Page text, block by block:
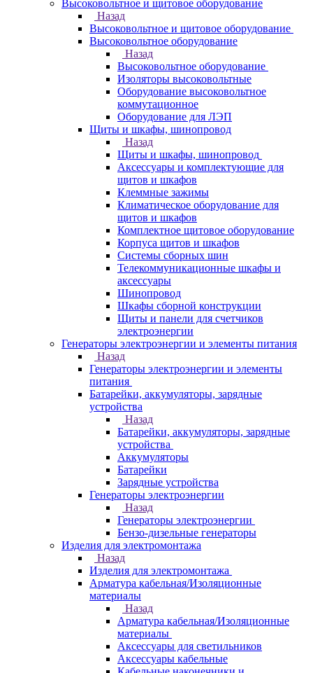
Высоковольтное и щитовое оборудование
Назад
Высоковольтное и щитовое оборудование
Высоковольтное оборудование
Назад
Высоковольтное оборудование
Изоляторы высоковольтные
Оборудование высоковольтное
коммутационное
Оборудование для ЛЭП
Щиты и шкафы, шинопровод
Назад
Щиты и шкафы, шинопровод
Аксессуары и комплектующие для
щитов и шкафов
Клеммные зажимы
Климатическое оборудование для
щитов и шкафов
Комплектное щитовое оборудование
Корпуса щитов и шкафов
Системы сборных шин
Телекоммуникационные шкафы и
аксессуары
Шинопровод
Шкафы сборной конструкции
Щиты и панели для счетчиков
электроэнергии
Генераторы электроэнергии и элементы питания
Назад
Генераторы электроэнергии и элементы
питания
Батарейки, аккумуляторы, зарядные
устройства
Назад
Батарейки, аккумуляторы, зарядные
устройства
Аккумуляторы
Батарейки
Зарядные устройства
Генераторы электроэнергии
Назад
Генераторы электроэнергии
Бензо-дизельные генераторы
Изделия для электромонтажа
Назад
Изделия для электромонтажа
Арматура кабельная/Изоляционные
материалы
Назад
Арматура кабельная/Изоляционные
материалы
Аксессуары для светильников
Аксессуары кабельные